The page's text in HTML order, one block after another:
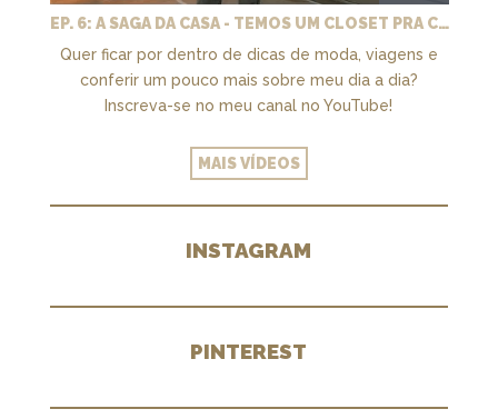
EP. 6: A SAGA DA CASA - TEMOS UM CLOSET PRA CHAMAR DE NOSSO + MARCENARIA E PAISAGISMO
Quer ficar por dentro de dicas de moda, viagens e
conferir um pouco mais sobre meu dia a dia?
Inscreva-se no meu canal no YouTube!
MAIS VÍDEOS
INSTAGRAM
PINTEREST